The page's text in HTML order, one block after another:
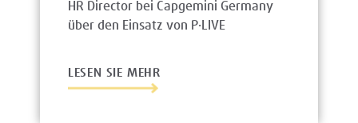
HR Director bei Capgemini Germany
über den Einsatz von P·LIVE
LESEN SIE MEHR